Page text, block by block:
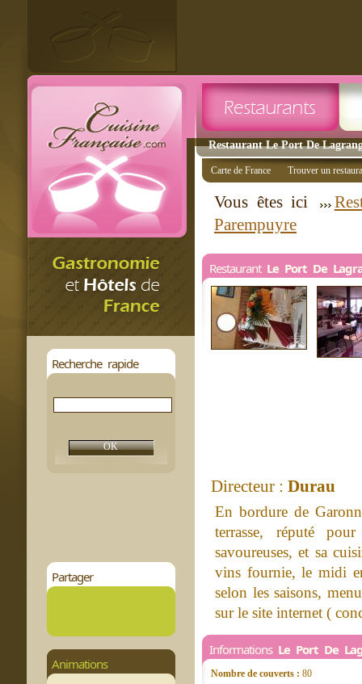
Restaurant Le Port De
Recherche rapide
Partager
Animations
Carte de France Trouver un
Vous êtes ici
Parempuyre
Restaurant Le Port De
Directeur : Durau
En bordure de
terrasse, réputé
savoureuses, et sa
vins fournie, le midi
selon les saisons,
sur le site internet (
Informations Le Port De
Nombre de couverts : 80